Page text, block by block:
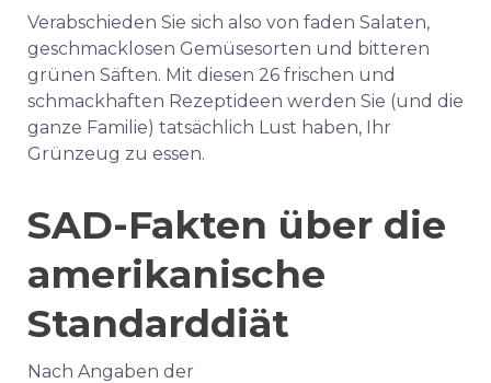
Verabschieden Sie sich also von faden Salaten,
geschmacklosen Gemüsesorten und bitteren
grünen Säften. Mit diesen 26 frischen und
schmackhaften Rezeptideen werden Sie (und die
ganze Familie) tatsächlich Lust haben, Ihr
Grünzeug zu essen.
SAD-Fakten über die
amerikanische
Standarddiät
Nach Angaben der